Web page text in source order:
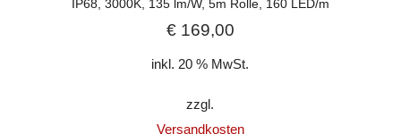
IP68, 3000K, 135 lm/W, 5m Rolle, 160 LED/m
€169,00
inkl. 20 % MwSt.
zzgl.
Versandkosten